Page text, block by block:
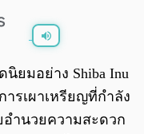
ยมอย่าง Shiba Inu
ารเผาเหรียญที่กำลัง
อำนวยความสะดวก